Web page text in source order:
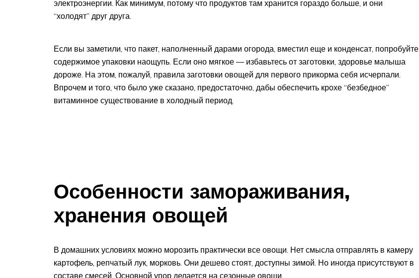
электроэнергии. Как минимум, потому что продуктов там хранится гораздо больше, и они
“холодят” друг друга.
Если вы заметили, что пакет, наполненный дарами огорода, вместил еще и конденсат, попробуйте
содержимое упаковки наощупь. Если оно мягкое — избавьтесь от заготовки, здоровье малыша
дороже. На этом, пожалуй, правила заготовки овощей для первого прикорма себя исчерпали.
Впрочем и того, что было уже сказано, предостаточно, дабы обеспечить крохе “безбедное”
витаминное существование в холодный период.
Особенности замораживания,
хранения овощей
В домашних условиях можно морозить практически все овощи. Нет смысла отправлять в камеру
картофель, репчатый лук, морковь. Они дешево стоят, доступны зимой. Но иногда присутствуют в
составе смесей. Основной упор делается на сезонные овощи.